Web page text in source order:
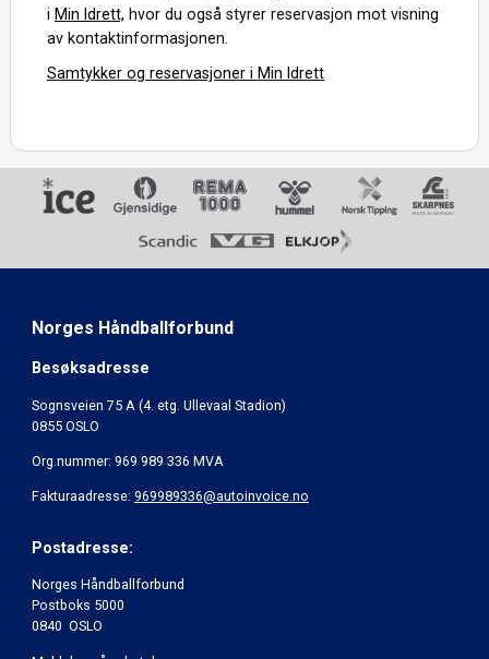
i Min Idrett, hvor du også styrer reservasjon mot visning
av kontaktinformasjonen.
Samtykker og reservasjoner i Min Idrett
Norges Håndballforbund
Besøksadresse
Sognsveien 75 A (4. etg. Ullevaal Stadion)
0855 OSLO
Org.nummer: 969 989 336 MVA
Fakturaadresse: 969989336@autoinvoice.no
Postadresse:
Norges Håndballforbund
Postboks 5000
0840 OSLO